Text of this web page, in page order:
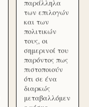
παράλληλα
των επιλογών
και των
πολιτικών
τους, οι
σημερινοί του
παρόντος πως
πιστοποιούν
ότι σε ένα
διαρκώς
μεταβαλλόμεν